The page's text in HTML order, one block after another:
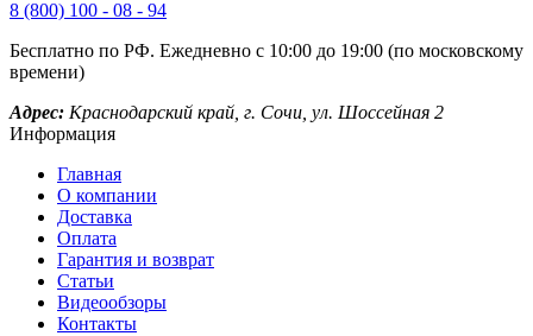
8 (800) 100 - 08 - 94
Бесплатно по РФ. Ежедневно с 10:00 до 19:00 (по московскому
времени)
Адрес: Краснодарский край, г. Сочи, ул. Шоссейная 2
Информация
Главная
О компании
Доставка
Оплата
Гарантия и возврат
Статьи
Видеообзоры
Контакты